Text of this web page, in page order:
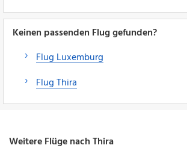
Keinen passenden Flug gefunden?
Flug Luxemburg
Flug Thira
Weitere Flüge nach Thira